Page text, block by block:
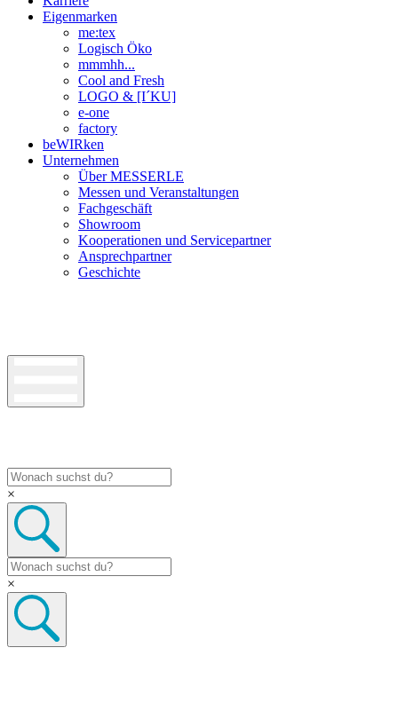
Eigenmarken
me:tex
Logisch Öko
mmmhh...
Cool and Fresh
LOGO & [I´KU]
e-one
factory
beWIRken
Unternehmen
Über MESSERLE
Messen und Veranstaltungen
Fachgeschäft
Showroom
Kooperationen und Servicepartner
Ansprechpartner
Geschichte
×
×